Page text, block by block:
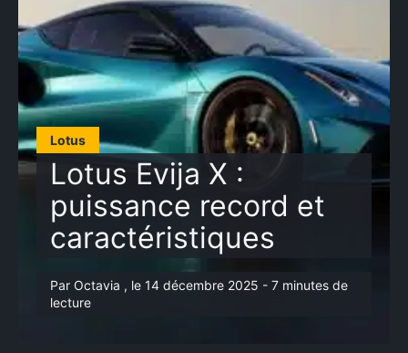
Lotus
Lotus Evija X :
puissance record et
caractéristiques
Par Octavia , le 14 décembre 2025 - 7 minutes de
lecture
Élément
de
menu
Élément
de
menu
Élément
de
menu